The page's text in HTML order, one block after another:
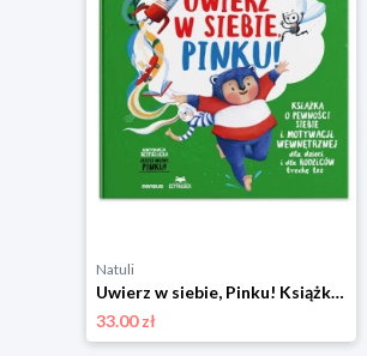
Natuli
Uwierz w siebie, Pinku! Książka o pewności siebie i motywacji wewnętrznej dla dzieci i rodziców trochę też Sensus
33.00 zł